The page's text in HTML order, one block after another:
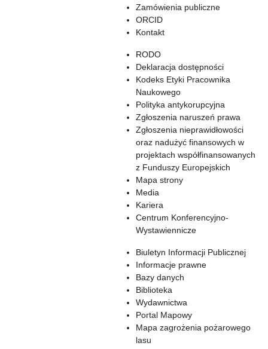
Zamówienia publiczne
ORCID
Kontakt
RODO
Deklaracja dostępności
Kodeks Etyki Pracownika
Naukowego
Polityka antykorupcyjna
Zgłoszenia naruszeń prawa
Zgłoszenia nieprawidłowości
oraz nadużyć finansowych w
projektach współfinansowanych
z Funduszy Europejskich
Mapa strony
Media
Kariera
Centrum Konferencyjno-
Wystawiennicze
Biuletyn Informacji Publicznej
Informacje prawne
Bazy danych
Biblioteka
Wydawnictwa
Portal Mapowy
Mapa zagrożenia pożarowego
lasu